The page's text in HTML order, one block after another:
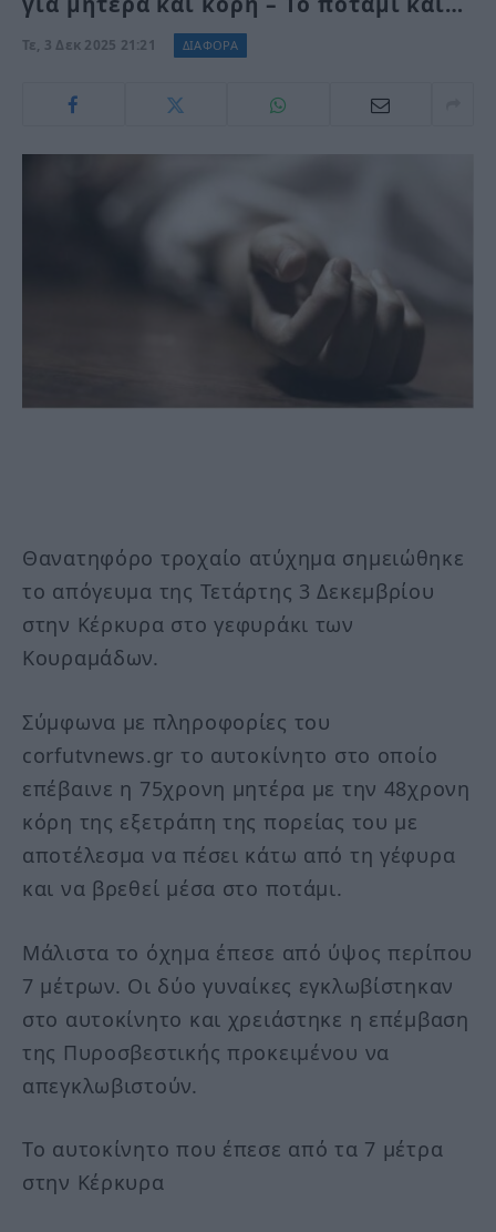
Τε, 3 Δεκ 2025 21:21 ΔΙΑΦΟΡΑ
Θανατηφόρο τροχαίο ατύχημα σημειώθηκε
το απόγευμα της Τετάρτης 3 Δεκεμβρίου
στην Κέρκυρα στο γεφυράκι των
Κουραμάδων.
Σύμφωνα με πληροφορίες του
corfutvnews.gr το αυτοκίνητο στο οποίο
επέβαινε η 75χρονη μητέρα με την 48χρονη
κόρη της εξετράπη της πορείας του με
αποτέλεσμα να πέσει κάτω από τη γέφυρα
και να βρεθεί μέσα στο ποτάμι.
Μάλιστα το όχημα έπεσε από ύψος περίπου
7 μέτρων. Οι δύο γυναίκες εγκλωβίστηκαν
στο αυτοκίνητο και χρειάστηκε η επέμβαση
της Πυροσβεστικής προκειμένου να
απεγκλωβιστούν.
Το αυτοκίνητο που έπεσε από τα 7 μέτρα
στην Κέρκυρα